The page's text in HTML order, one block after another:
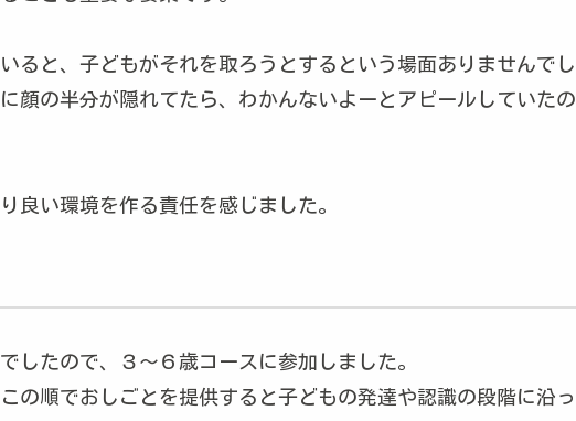
ると、子どもがそれを取ろうとするという場面ありませんでし
顔の半分が隠れてたら、わかんないよーとアピールしていたの
良い環境を作る責任を感じました。
したので、３～６歳コースに参加しました。
の順でおしごとを提供すると子どもの発達や認識の段階に沿っ